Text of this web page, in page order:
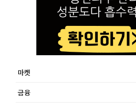
마켓
금융